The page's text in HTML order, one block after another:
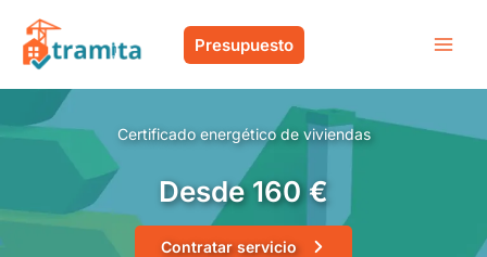
contenido
Presupuesto
Certificado energético de viviendas
Desde 160 €
Contratar servicio